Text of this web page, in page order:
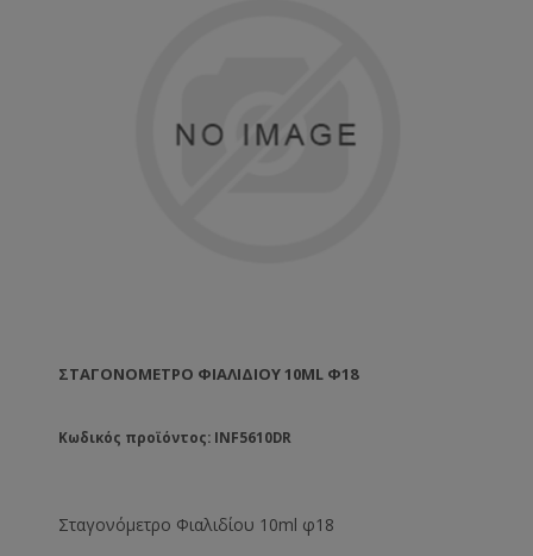
ΣΤΑΓΟΝΌΜΕΤΡΟ ΦΙΑΛΙΔΊΟΥ 10ML Φ18
Κωδικός προϊόντος: INF5610DR
Σταγονόμετρο Φιαλιδίου 10ml φ18